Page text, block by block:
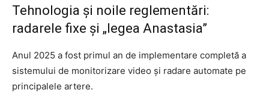
Tehnologia și noile reglementări:
radarele fixe și „legea Anastasia”
Anul 2025 a fost primul an de implementare completă a
sistemului de monitorizare video și radare automate pe
principalele artere.